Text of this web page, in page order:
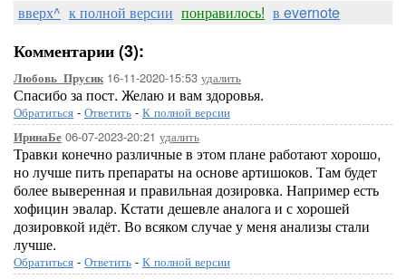
вверх^ к полной версии понравилось! в evernote
Комментарии (3):
Любовь_Прусик16-11-2020-15:53 удалить
Спасибо за пост. Желаю и вам здоровья.
Обратиться - Ответить - К полной версии
ИринаБе 06-07-2023-20:21 удалить
Травки конечно различные в этом плане работают хорошо,
но лучше пить препараты на основе артишоков. Там будет
более выверенная и правильная дозировка. Например есть
хофицин эвалар. Кстати дешевле аналога и с хорошей
дозировкой идёт. Во всяком случае у меня анализы стали
лучше.
Обратиться - Ответить - К полной версии